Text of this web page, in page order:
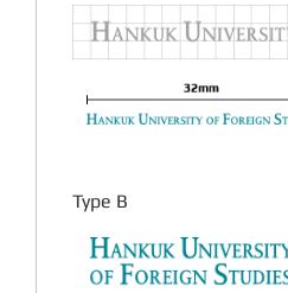
Type B